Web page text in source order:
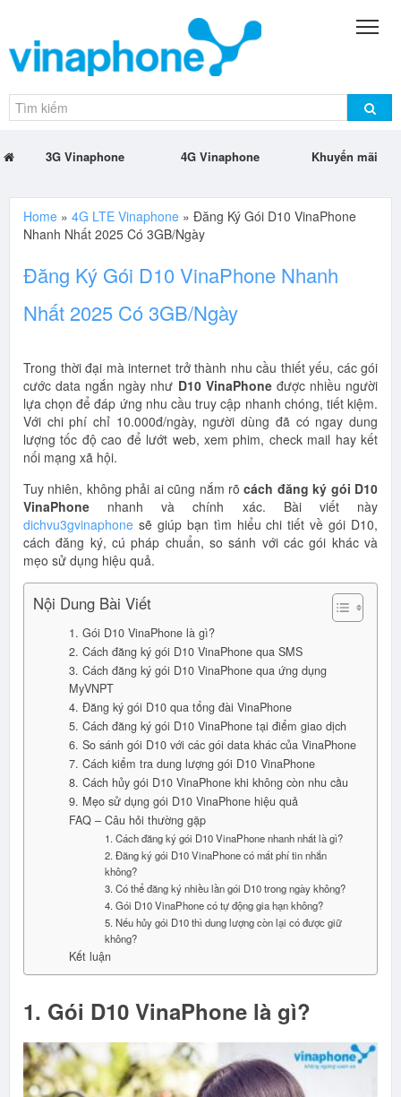
3G Vinaphone 4G Vinaphone Khuyến mãi
Home » 4G LTE Vinaphone » Đăng Ký Gói D10 VinaPhone
Nhanh Nhất 2025 Có 3GB/Ngày
Đăng Ký Gói D10 VinaPhone Nhanh
Nhất 2025 Có 3GB/Ngày
Trong thời đại mà internet trở thành nhu cầu thiết yếu, các gói
cước data ngắn ngày như D10 VinaPhoneđược nhiều người
lựa chọn để đáp ứng nhu cầu truy cập nhanh chóng, tiết kiệm.
Với chi phí chỉ 10.000đ/ngày, người dùng đã có ngay dung
lượng tốc độ cao để lướt web, xem phim, check mail hay kết
nối mạng xã hội.
Tuy nhiên, không phải ai cũng nắm rõcách đăng ký gói D10
VinaPhone nhanh và chính xác. Bài viết này
dichvu3gvinaphone sẽ giúp bạn tìm hiểu chi tiết về gói D10,
cách đăng ký, cú pháp chuẩn, so sánh với các gói khác và
mẹo sử dụng hiệu quả.
Nội Dung Bài Viết
1. Gói D10 VinaPhone là gì?
2. Cách đăng ký gói D10 VinaPhone qua SMS
3. Cách đăng ký gói D10 VinaPhone qua ứng dụng
MyVNPT
4. Đăng ký gói D10 qua tổng đài VinaPhone
5. Cách đăng ký gói D10 VinaPhone tại điểm giao dịch
6. So sánh gói D10 với các gói data khác của VinaPhone
7. Cách kiểm tra dung lượng gói D10 VinaPhone
8. Cách hủy gói D10 VinaPhone khi không còn nhu cầu
9. Mẹo sử dụng gói D10 VinaPhone hiệu quả
FAQ – Câu hỏi thường gặp
1. Cách đăng ký gói D10 VinaPhone nhanh nhất là gì?
2. Đăng ký gói D10 VinaPhone có mất phí tin nhắn
không?
3. Có thể đăng ký nhiều lần gói D10 trong ngày không?
4. Gói D10 VinaPhone có tự động gia hạn không?
5. Nếu hủy gói D10 thì dung lượng còn lại có được giữ
không?
Kết luận
1. Gói D10 VinaPhone là gì?